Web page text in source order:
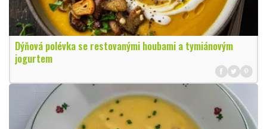
Dýňová polévka se restovanými houbami a tymiánovým
jogurtem